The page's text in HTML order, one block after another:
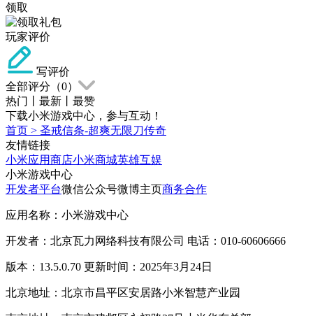
领取
玩家评价
写评价
全部评分（0）
热门
最新
最赞
下载小米游戏中心，参与互动！
首页 > 圣戒信条-超爽无限刀传奇
友情链接
小米应用商店小米商城英雄互娱
小米游戏中心
开发者平台微信公众号微博主页商务合作
应用名称：小米游戏中心
开发者：北京瓦力网络科技有限公司 电话：010-60606666
版本：13.5.0.70 更新时间：2025年3月24日
北京地址：北京市昌平区安居路小米智慧产业园